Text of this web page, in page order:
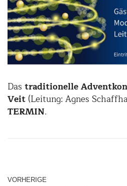
Das traditionelle
Veit(Leitung: Agnes
TERMIN.
VORHERIGE